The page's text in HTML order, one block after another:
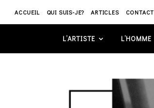
ACCUEIL QUI SUIS-JE? ARTICLES CONTACT
L’ARTISTE L’HOMME